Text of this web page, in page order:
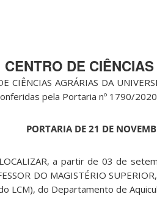
CENTRO DE
CIÊNCIAS AGRÁRIAS DA
pela Portaria nº 1790/
PORTARIA DE 21 DE
a partir de 03 de
DO MAGISTÉRIO
LCM), do Departamento de